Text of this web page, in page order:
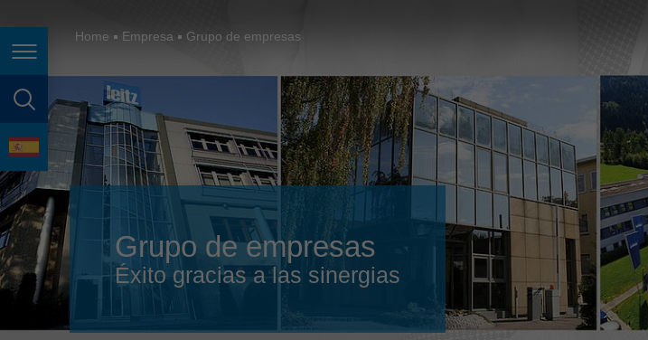
Page navigation
page search
language
France
Great Britain english
Italia italiano
India english
Japan (日本) 日本語
Lietuva english
Magyarország
Malaysia
México español
Home Empresa Grupo de empresas
Grupo de empresas
Éxito gracias a las sinergias